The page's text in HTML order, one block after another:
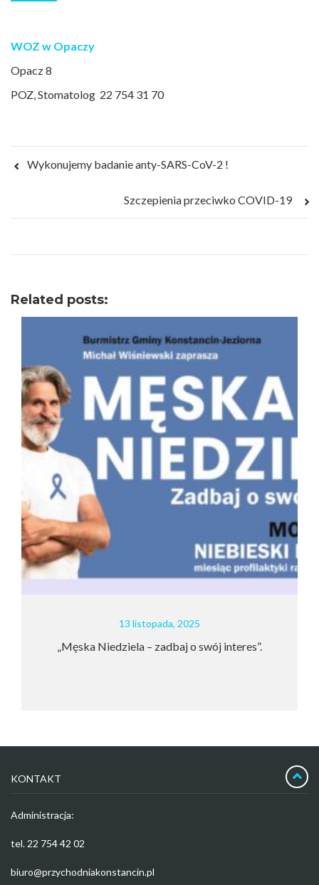
WOZ w Opaczy
Opacz 8
POZ, Stomatolog 22 754 31 70
Wykonujemy badanie anty-SARS-CoV-2 !
Szczepienia przeciwko COVID-19
Related posts:
13 listopada, 2025
Niedziela – zadbaj o swój interes”.
KONTAKT
Administracja:
tel. 22 754 42 02
biuro@przychodniakonstancin.pl